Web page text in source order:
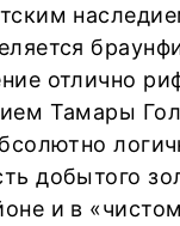
отлично
Тамары
добытого
и в